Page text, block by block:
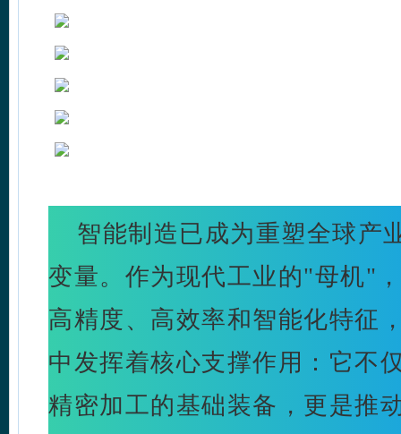
智能制造已成为重塑全球产
变量。作为现代工业的"母机"
高精度、高效率和智能化特征
中发挥着核心支撑作用：它不
精密加工的基础装备，更是推